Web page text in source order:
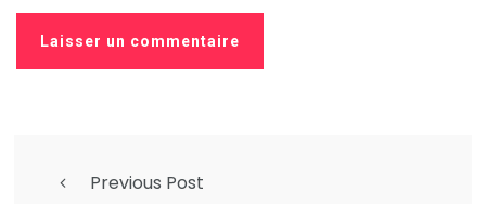
Previous Post